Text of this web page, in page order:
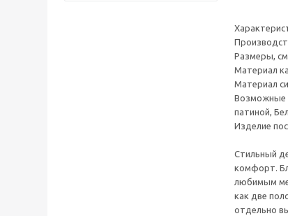
Размеры,
Материал
Материал
Возможные
патиной,
Изделие
Стильный
комфорт.
любимым
как две
отдельно